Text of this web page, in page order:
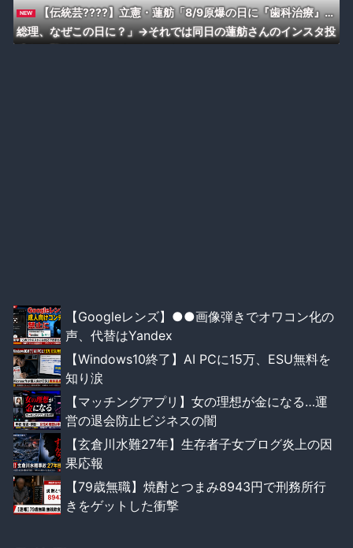
NEW
【伝統芸????】立憲・蓮舫「8/9原爆の日に『歯科治療』…
総理、なぜこの日に？」→それでは同日の蓮舫さんのインスタ投
【Googleレンズ】●●画像弾きでオワコン化の
声、代替はYandex
【Windows10終了】AI PCに15万、ESU無料を
知り涙
【マッチングアプリ】女の理想が金になる…運
営の退会防止ビジネスの闇
【玄倉川水難27年】生存者子女ブログ炎上の因
果応報
【79歳無職】焼酎とつまみ8943円で刑務所行
きをゲットした衝撃